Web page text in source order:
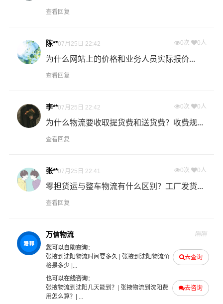
多种服务可搭配选择
普通运输：全国分公司及办事处履盖全国1500多个城市，
为客户提供全国危险货物运输服务，零担危险货物配送最
卡班运输：张掖危险品物流的核心产品之一，卡车航班为
您提供安全、准时、无忧、经济的全国运输，高品质服务
可与航空和快递媲美。
物流运输难题。 可根据危险货物实际情况优先装车发运，
在要求的时间内为您提供最具性价比的物流服务。
王危险品物流让您随时随地掌控货物在途信息。
★ 本站所列张掖到沈阳危险品物流运输费用与时效仅供参
查看回复
陈**07月25日 22:42 0次 0人
为什么网站上的价格和业务人员实际报价...
查看回复
李**07月25日 22:42 0次 0人
为什么物流要收取提货费和送货费？收费规...
查看回复
张**07月25日 22:41 0次 0人
零担货运与整车物流有什么区别？工厂发货...
查看回复
万信物流 刚刚
去查询
您可以自助查询：
张掖到沈阳物流时间要多久
张掖到沈阳物流价
格是多少|...
去咨询
也可以在线咨询：
张掖物流到沈阳几天能到？
张掖物流到沈阳费
用怎么算？
| ...